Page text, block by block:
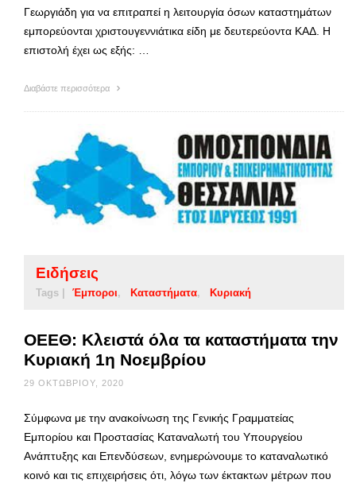
Γεωργιάδη για να επιτραπεί η λειτουργία όσων καταστημάτων
εμπορεύονται χριστουγεννιάτικα είδη με δευτερεύοντα ΚΑΔ. Η
επιστολή έχει ως εξής: …
Διαβάστε περισσότερα
Ειδήσεις
Tags | Έμποροι Καταστήματα Κυριακή
ΟΕΕΘ: Κλειστά όλα τα καταστήματα την
Κυριακή 1η Νοεμβρίου
29 ΟΚΤΩΒΡΊΟΥ, 2020
Σύμφωνα με την ανακοίνωση της Γενικής Γραμματείας
Εμπορίου και Προστασίας Καταναλωτή του Υπουργείου
Ανάπτυξης και Επενδύσεων, ενημερώνουμε το καταναλωτικό
κοινό και τις επιχειρήσεις ότι, λόγω των έκτακτων μέτρων που